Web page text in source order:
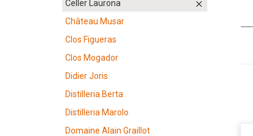
Celler Laurona
Château Musar
Clos Figueras
Clos Mogador
Didier Joris
Distilleria Berta
Distilleria Marolo
Domaine Alain Graillot